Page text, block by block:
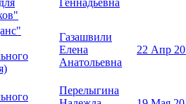
Геннадьевна
Газашвили
Елена
Анатольевна
22 Апр
Перелыгина